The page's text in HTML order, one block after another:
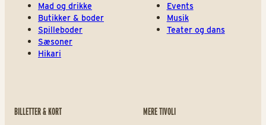
Mad og drikke
Butikker & boder
Spilleboder
Sæsoner
Hikari
Events
Musik
Teater og dans
BILLETTER & KORT MERE TIVOLI